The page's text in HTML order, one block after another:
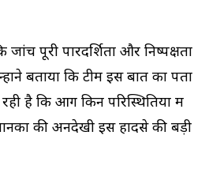
जांच पूरी पारदर्शिता और निष्पक्षता
बताया कि टीम इस बात का पता
है कि आग किन परिस्थितियों में
की अनदेखी इस हादसे की बड़ी